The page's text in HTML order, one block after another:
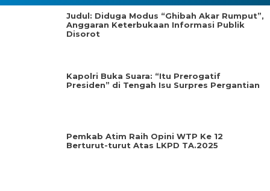
Judul: Diduga Modus “Ghibah Akar Rumput”,
Anggaran Keterbukaan Informasi Publik
Disorot
Kapolri Buka Suara: “Itu Prerogatif
Presiden” di Tengah Isu Surpres Pergantian
Pemkab Atim Raih Opini WTP Ke 12
Berturut-turut Atas LKPD TA.2025